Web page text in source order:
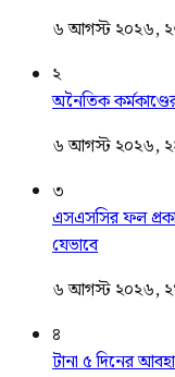
৬ আগস্ট ২০২৬,
২
অনৈতিক
৬ আগস্ট ২০২৬,
৩
এসএসসির ফল
যেভাবে
৬ আগস্ট ২০২৬,
৪
টানা ৫ দিনের